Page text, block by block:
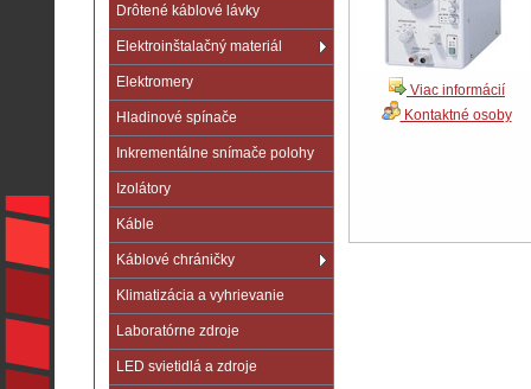
Drôtené káblové lávky
Elektroinštalačný materiál
Elektromery
Hladinové spínače
Inkrementálne snímače polohy
Izolátory
Káble
Káblové chráničky
Klimatizácia a vyhrievanie
Laboratórne zdroje
LED svietidlá a zdroje
Viac informácií
Kontaktné osoby